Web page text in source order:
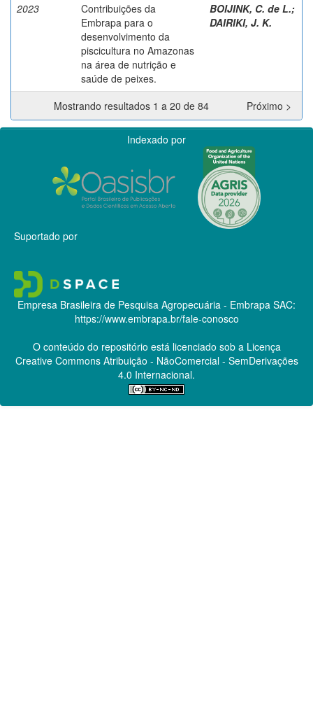
2023
Contribuições da
Embrapa para o
desenvolvimento da
piscicultura no Amazonas
na área de nutrição e
saúde de peixes.
BOIJINK, C. de L.;
DAIRIKI, J. K.
Mostrando resultados 1 a 20 de 84 Próximo >
Indexado por
Suportado por
Empresa Brasileira de Pesquisa Agropecuária - Embrapa SAC:
https://www.embrapa.br/fale-conosco
O conteúdo do repositório está licenciado sob a Licença
Creative CommonsAtribuição - NãoComercial - SemDerivações
4.0 Internacional.